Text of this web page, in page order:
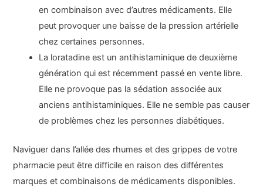
en combinaison avec d’autres médicaments. Elle
peut provoquer une baisse de la pression artérielle
chez certaines personnes.
La loratadine est un antihistaminique de deuxième
génération qui est récemment passé en vente libre.
Elle ne provoque pas la sédation associée aux
anciens antihistaminiques. Elle ne semble pas causer
de problèmes chez les personnes diabétiques.
Naviguer dans l’allée des rhumes et des grippes de votre
pharmacie peut être difficile en raison des différentes
marques et combinaisons de médicaments disponibles.